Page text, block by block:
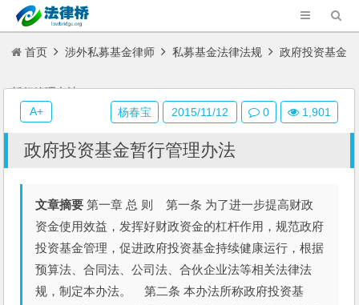
首页 涉外私募基金律师 私募基金法律法规 政府投资基金
暂行管理办法
政府投资基金暂行管理办法
文章摘要 第一章 总 则 第一条 为了进一步提高财政
资金使用效益，发挥好财政资金的杠杆作用，规范政府
投资基金管理，促进政府投资基金持续健康运行，根据
预算法、合同法、公司法、合伙企业法等相关法律法
规，制定本办法。 第二条 本办法所称政府投资基
杨春宝 2015/11/12 0 1,901
A+